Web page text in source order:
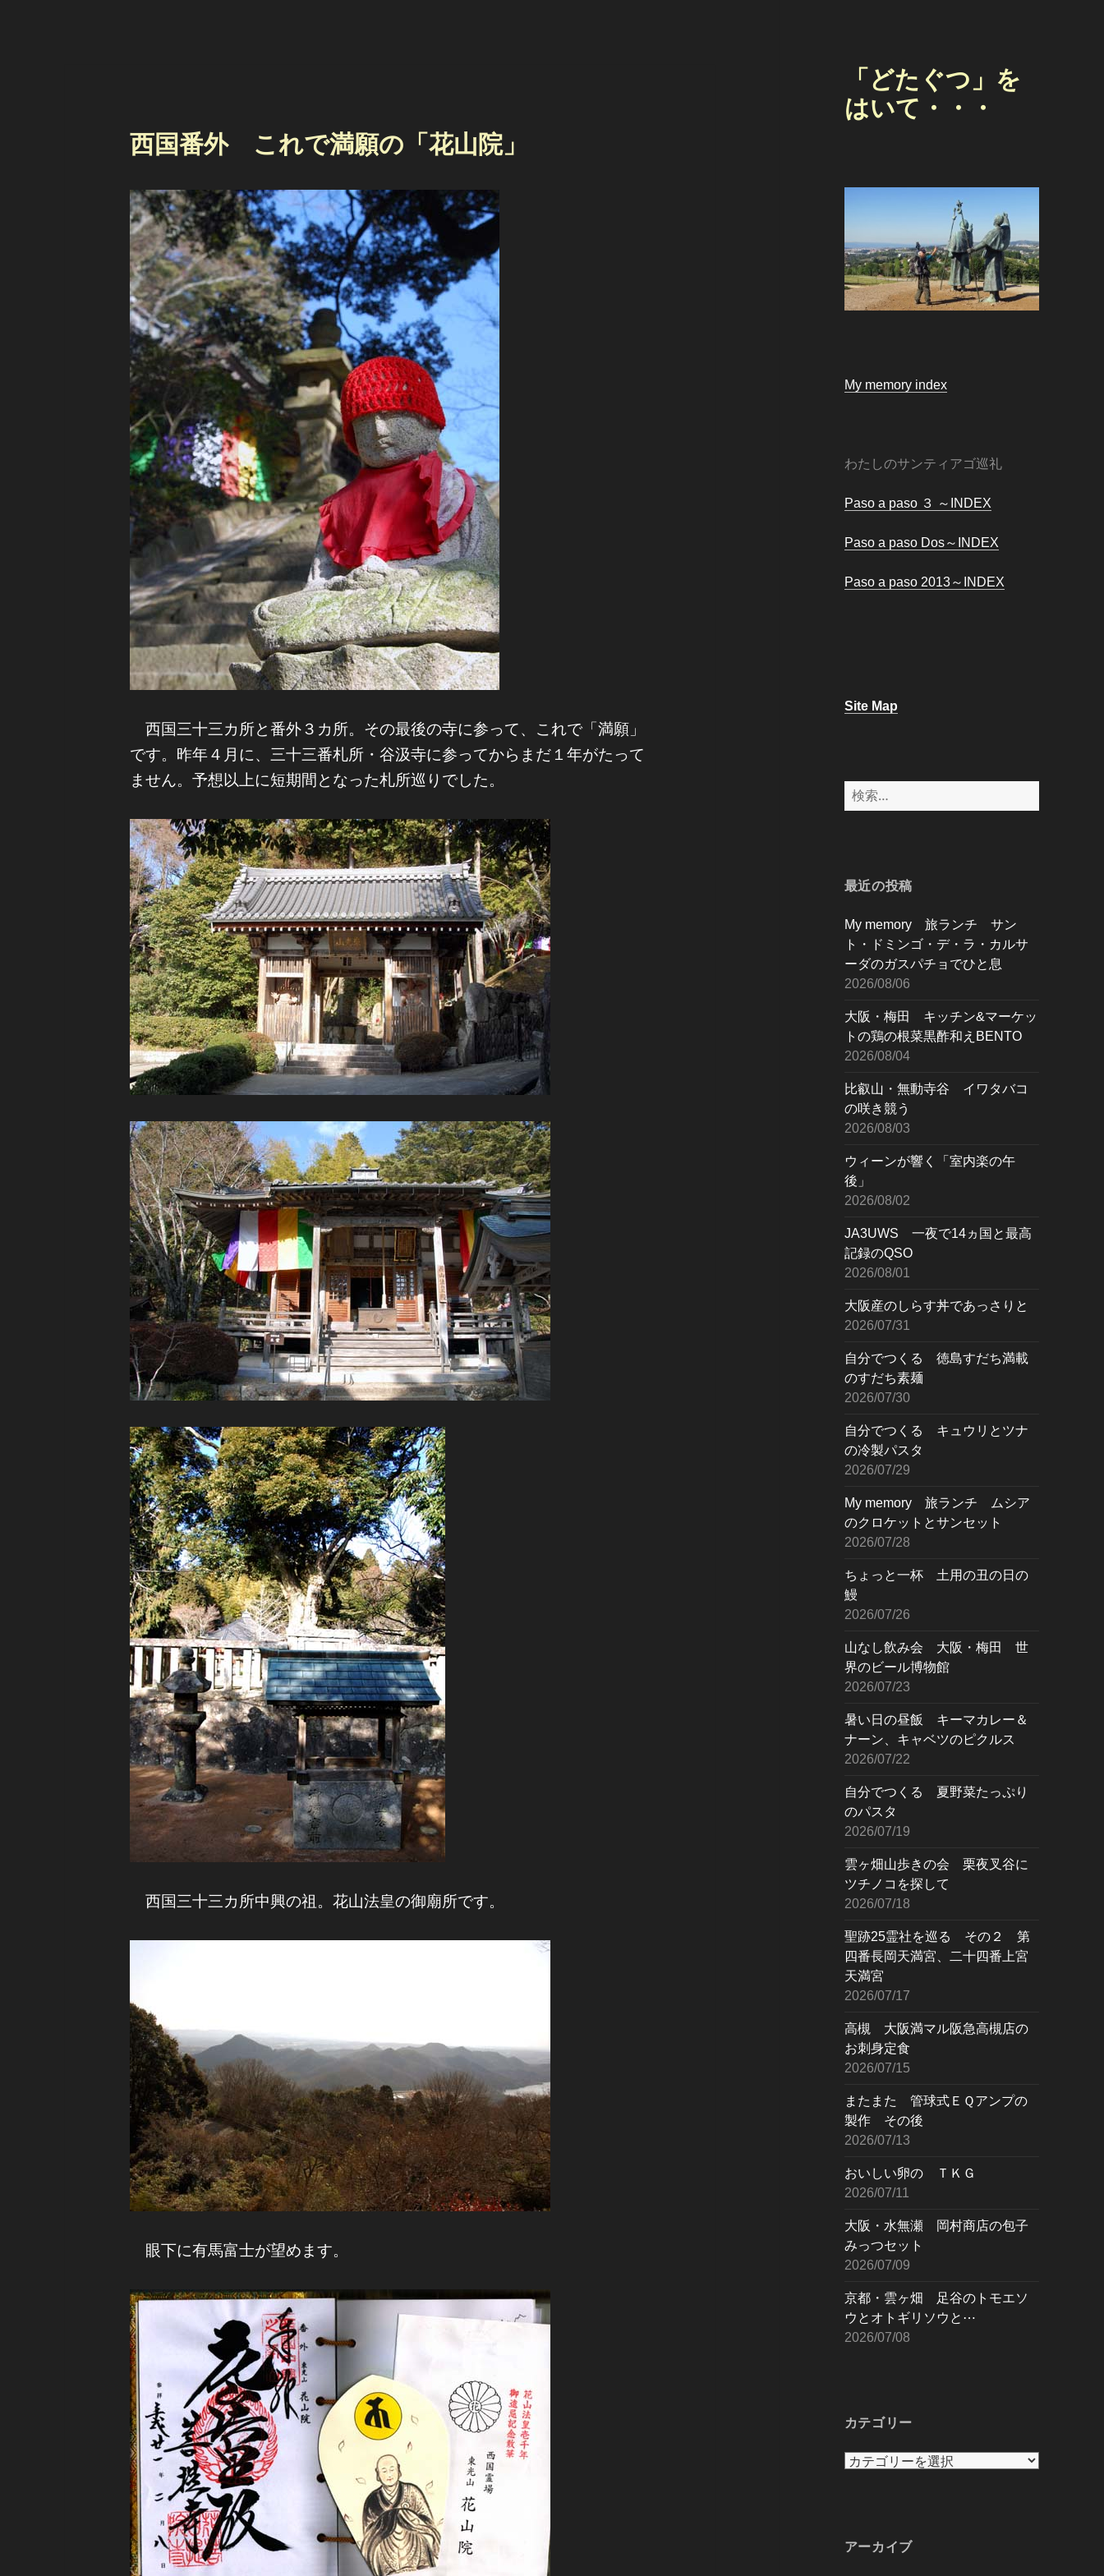
「どたぐつ」を
はいて・・・
My memory index
わたしのサンティアゴ巡礼
Paso a paso ３ ～INDEX
Paso a paso Dos～INDEX
Paso a paso 2013～INDEX
Site Map
検
索:
最近の投稿
My memory 旅ランチ サン
ト・ドミンゴ・デ・ラ・カルサ
ーダのガスパチョでひと息
2026/08/06
大阪・梅田 キッチン&マーケッ
トの鶏の根菜黒酢和えBENTO
2026/08/04
比叡山・無動寺谷 イワタバコ
の咲き競う
2026/08/03
ウィーンが響く「室内楽の午
後」
2026/08/02
JA3UWS 一夜で14ヵ国と最高
記録のQSO
2026/08/01
大阪産のしらす丼であっさりと
2026/07/31
自分でつくる 徳島すだち満載
のすだち素麺
2026/07/30
自分でつくる キュウリとツナ
の冷製パスタ
2026/07/29
My memory 旅ランチ ムシア
のクロケットとサンセット
2026/07/28
ちょっと一杯 土用の丑の日の
鰻
2026/07/26
山なし飲み会 大阪・梅田 世
界のビール博物館
2026/07/23
暑い日の昼飯 キーマカレー＆
ナーン、キャベツのピクルス
2026/07/22
自分でつくる 夏野菜たっぷり
のパスタ
2026/07/19
雲ヶ畑山歩きの会 栗夜叉谷に
ツチノコを探して
2026/07/18
聖跡25霊社を巡る その２ 第
四番長岡天満宮、二十四番上宮
天満宮
2026/07/17
高槻 大阪満マル阪急高槻店の
お刺身定食
2026/07/15
またまた 管球式ＥＱアンプの
製作 その後
2026/07/13
おいしい卵の ＴＫＧ
2026/07/11
大阪・水無瀬 岡村商店の包子
みっつセット
2026/07/09
京都・雲ヶ畑 足谷のトモエソ
ウとオトギリソウと⋯
2026/07/08
カテゴリー
カ
ー
アーカイブ
西国番外 これで満願の「花山院」
西国三十三カ所と番外３カ所。その最後の寺に参って、これで「満願」
です。昨年４月に、三十三番札所・谷汲寺に参ってからまだ１年がたって
ません。予想以上に短期間となった札所巡りでした。
西国三十三カ所中興の祖。花山法皇の御廟所です。
眼下に有馬富士が望めます。